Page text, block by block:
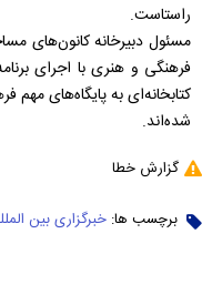
راستاست.
مسئول دبیرخانه کانون‌های
فرهنگی و هنری با اجرای
کتابخانه‌ای به پایگاه‌های
‌شده‌اند.
گزارش خطا
برچسب ها: خبرگزاری بین